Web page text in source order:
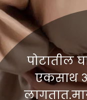
पोटातील
एकसाथ